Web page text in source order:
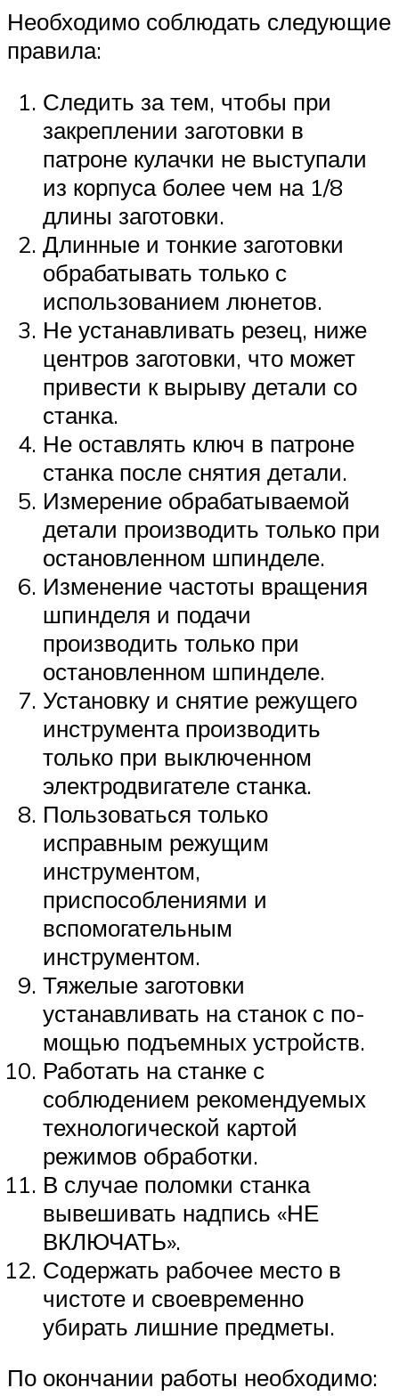
Необходимо соблюдать следующие
правила:
Следить за тем, чтобы при
закреплении заготовки в
патроне кулачки не выступали
из корпуса более чем на 1/8
длины заготовки.
Длинные и тонкие заготовки
обрабатывать только с
использованием люнетов.
Не устанавливать резец, ниже
центров заготовки, что может
привести к вырыву детали со
станка.
Не оставлять ключ в патроне
станка после снятия детали.
Измерение обрабатываемой
детали производить только при
остановленном шпинделе.
Изменение частоты вращения
шпинделя и подачи
производить только при
остановленном шпинделе.
Установку и снятие режущего
инструмента про­изводить
только при выключенном
электродвигателе станка.
Пользоваться только
исправным режущим
инструментом,
приспособлениями и
вспомогательным
инструментом.
Тяжелые заготовки
устанавливать на станок с по­
мощью подъемных устройств.
Работать на станке с
соблюдением рекомендуемых
технологической картой
режимов обработки.
В случае поломки станка
вывешивать надпись «НЕ
ВКЛЮЧАТЬ».
Содержать рабочее место в
чистоте и своевременно
убирать лишние предметы.
По окончании работы необходимо: